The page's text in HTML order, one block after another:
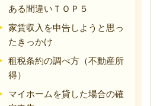
ある間違いＴＯＰ５
家賃収入を申告しようと思っ
たきっかけ
租税条約の調べ方（不動産所
得）
マイホームを貸した場合の確